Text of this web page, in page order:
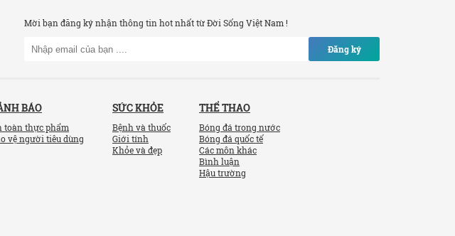
Mời bạn đăng ký nhận thông tin hot nhất từ Đời Sống Việt Nam !
Đăng ký
BÁO
toàn thực phẩm
vệ người tiêu dùng
SỨC KHỎE
Bệnh và thuốc
Giới tính
Khỏe và đẹp
THỂ THAO
Bóng đá trong nước
Bóng đá quốc tế
Các môn khác
Bình luận
Hậu trường